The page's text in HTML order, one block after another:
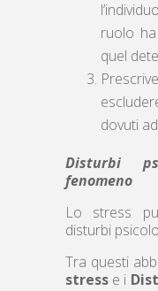
ruolo
quel
dovuti
Disturbi
fenomeno
Lo stress
disturbi
Tra questi
stress e i